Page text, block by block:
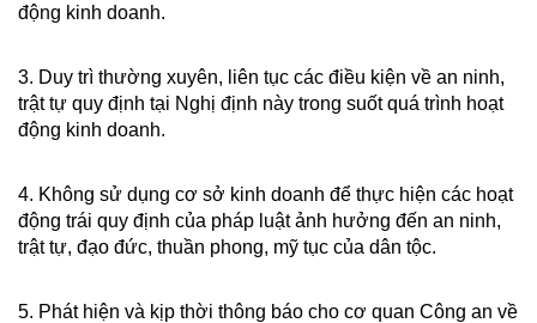
động kinh doanh.
3. Duy trì thường xuyên, liên tục các điều kiện về an ninh,
trật tự quy định tại Nghị định này trong suốt quá trình hoạt
động kinh doanh.
4. Không sử dụng cơ sở kinh doanh để thực hiện các hoạt
động trái quy định của pháp luật ảnh hưởng đến an ninh,
trật tự, đạo đức, thuần phong, mỹ tục của dân tộc.
5. Phát hiện và kịp thời thông báo cho cơ quan Công an về